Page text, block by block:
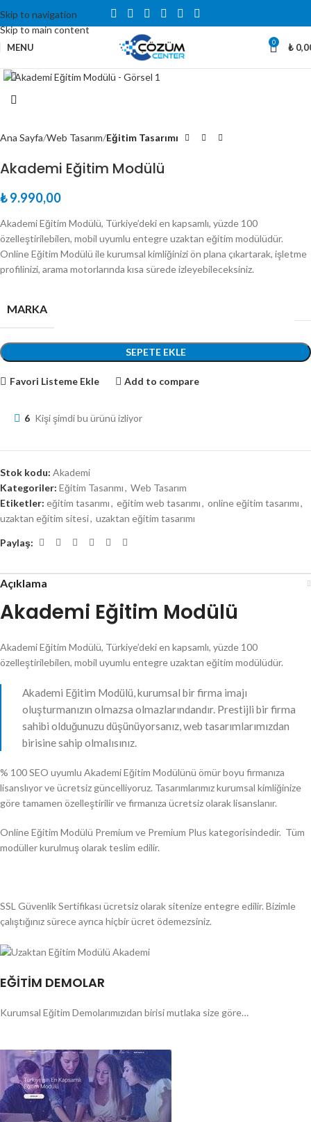
Skip to navigation
Skip to main content
MENU 0 ₺
Büyütmek için tıklayın
Ana Sayfa Web Tasarım Eğitim Tasarımı
Akademi Eğitim Modülü
₺9.990,00
Akademi Eğitim Modülü, Türkiye’deki en kapsamlı, yüzde 100
özelleştirilebilen, mobil uyumlu entegre uzaktan eğitim modülüdür.
Online Eğitim Modülü ile kurumsal kimliğinizi ön plana çıkartarak, işletme
profilinizi, arama motorlarında kısa sürede izleyebileceksiniz.
MARKA
SEPETE EKLE
Favori Listeme Ekle Add to compare
6 Kişi şimdi bu ürünü izliyor
Stok kodu: Akademi
Kategoriler: Eğitim Tasarımı, Web Tasarım
Etiketler: eğitim tasarımı, eğitim web tasarımı, online eğitim tasarımı,
uzaktan eğitim sitesi, uzaktan eğitim tasarımı
Paylaş:
Açıklama
Akademi Eğitim Modülü
Akademi Eğitim Modülü, Türkiye’deki en kapsamlı, yüzde 100
özelleştirilebilen, mobil uyumlu entegre uzaktan eğitim modülüdür.
Akademi Eğitim Modülü, kurumsal bir firma imajı
oluşturmanızın olmazsa olmazlarındandır. Prestijli bir firma
sahibi olduğunuzu düşünüyorsanız, web tasarımlarımızdan
birisine sahip olmalısınız.
% 100 SEO uyumlu Akademi Eğitim Modülünü ömür boyu firmanıza
lisanslıyor ve ücretsiz güncelliyoruz. Tasarımlarımız kurumsal kimliğinize
göre tamamen özelleştirilir ve firmanıza ücretsiz olarak lisanslanır.
Online Eğitim Modülü Premium ve Premium Plus kategorisindedir. Tüm
modüller kurulmuş olarak teslim edilir.
SSL Güvenlik Sertifikası ücretsiz olarak sitenize entegre edilir. Bizimle
çalıştığınız sürece ayrıca hiçbir ücret ödemezsiniz.
EĞİTİM DEMOLAR
Kurumsal Eğitim Demolarımızıdan birisi mutlaka size göre…